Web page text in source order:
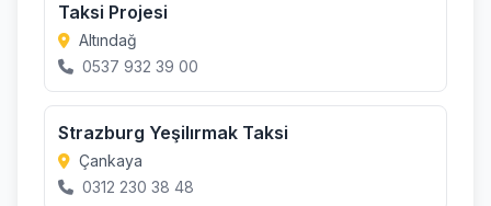
Taksi Projesi
Altındağ
0537 932 39 00
Strazburg Yeşilırmak Taksi
Çankaya
0312 230 38 48